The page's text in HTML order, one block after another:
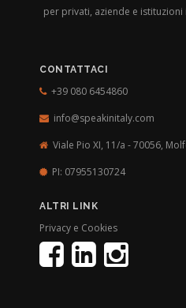
per privati, aziende e istituzioni
CONTATTACI
+39 080 6454860
info@speakinitaly.com
Viale Pio XI, 11/a - 70056,
PI: 07955130724
ALTRI LINK
Privacy e Cookies